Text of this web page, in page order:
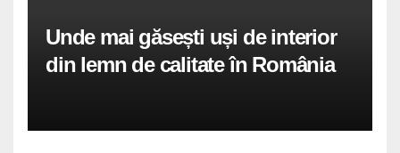
Unde mai găsești uși de interior
din lemn de calitate în România